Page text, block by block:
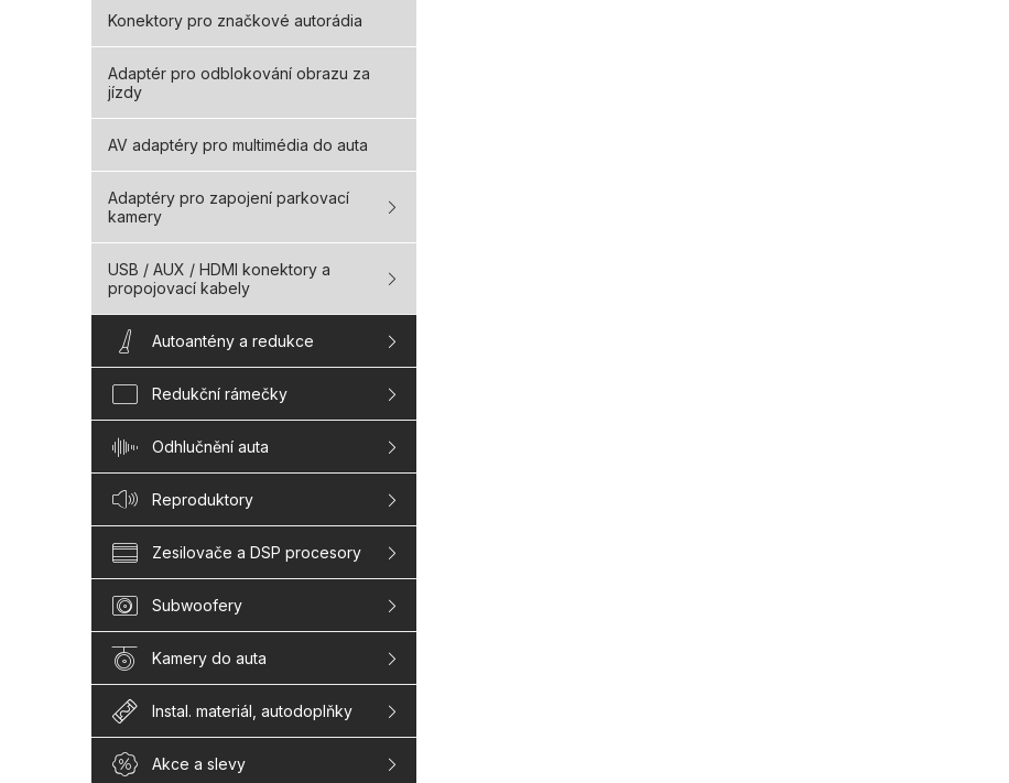
Konektory pro značkové autorádia
Adaptér pro odblokování obrazu za
jízdy
AV adaptéry pro multimédia do auta
Adaptéry pro zapojení parkovací
kamery
USB / AUX / HDMI konektory a
propojovací kabely
Autoantény a redukce
Redukční rámečky
Odhlučnění auta
Reproduktory
Zesilovače a DSP procesory
Subwoofery
Kamery do auta
Instal. materiál, autodoplňky
Akce a slevy